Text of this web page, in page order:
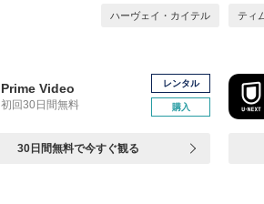
ハーヴェイ・カイテル ティ
Prime Video
初回30日間無料
レンタル
購入
30日間無料で今すぐ観る